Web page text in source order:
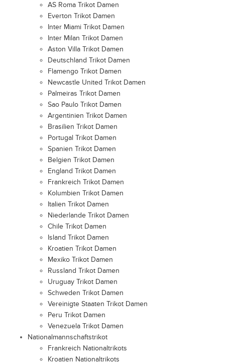
AS Roma Trikot Damen
Everton Trikot Damen
Inter Miami Trikot Damen
Inter Milan Trikot Damen
Aston Villa Trikot Damen
Deutschland Trikot Damen
Flamengo Trikot Damen
Newcastle United Trikot Damen
Palmeiras Trikot Damen
Sao Paulo Trikot Damen
Argentinien Trikot Damen
Brasilien Trikot Damen
Portugal Trikot Damen
Spanien Trikot Damen
Belgien Trikot Damen
England Trikot Damen
Frankreich Trikot Damen
Kolumbien Trikot Damen
Italien Trikot Damen
Niederlande Trikot Damen
Chile Trikot Damen
Island Trikot Damen
Kroatien Trikot Damen
Mexiko Trikot Damen
Russland Trikot Damen
Uruguay Trikot Damen
Schweden Trikot Damen
Vereinigte Staaten Trikot Damen
Peru Trikot Damen
Venezuela Trikot Damen
Nationalmannschaftstrikot
Frankreich Nationaltrikots
Kroatien Nationaltrikots